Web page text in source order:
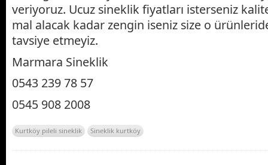
veriyoruz. Ucuz sineklik fiyatları isterseniz
mal alacak kadar zengin iseniz size o
tavsiye etmeyiz.
Marmara Sineklik
0543 239 78 57
0545 908 2008
Kurtköy pileli sineklik Sineklik kurtköy